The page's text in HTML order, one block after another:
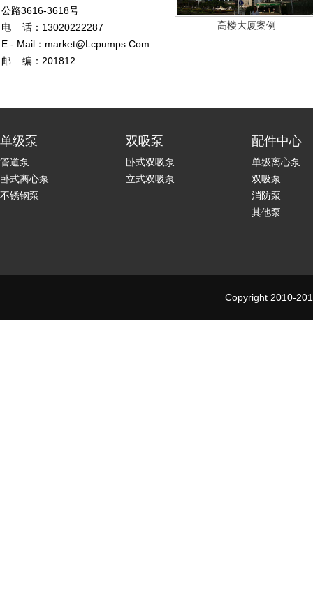
公路3616-3618号
电 话：13020222287
E - Mail：market@lcpumps.com
邮 编：201812
高楼大厦案例
单级泵
管道泵
卧式离心泵
不锈钢泵
双吸泵
卧式双吸泵
立式双吸泵
配件中心
单级离心泵
双吸泵
消防泵
其他泵
Copyright 2010-